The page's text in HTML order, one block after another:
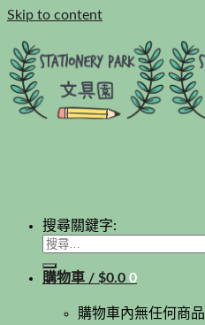
Skip to content
搜尋關鍵字:
購物車 / $0.0 0
購物車內無任何商品